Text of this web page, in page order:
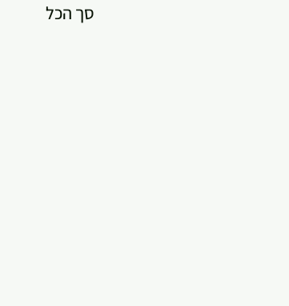
סך הכל